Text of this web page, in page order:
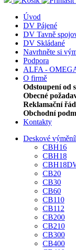
Úvod
DV Pájené
DV Tavně
DV Skládané
Navrhněte si
Podpora
ALFA -
O firmě
Odstoupení od
Obecné
Reklamační řád
Obchodní
Kontakty
Deskové
CBH16
CBH18
CB20
CB30
CB60
CB110
CB112
CB200
CB210
CB300
CB400